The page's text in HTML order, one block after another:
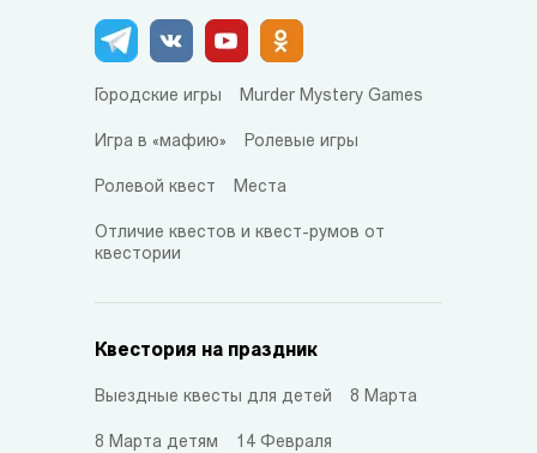
Городские игры Murder Mystery Games
Игра в «мафию» Ролевые игры
Ролевой квест Места
Отличие квестов и квест-румов от
квестории
Квестория на праздник
Выездные квесты для детей 8 Марта
8 Марта детям 14 Февраля